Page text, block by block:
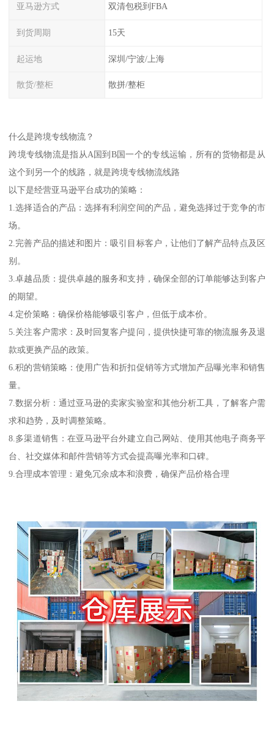
亚马逊方式 双清包税到FBA
到货周期 15天
起运地 深圳/宁波/上海
散货/整柜 散拼/整柜
什么是跨境专线物流？
跨境专线物流是指从A国到B国一个的专线运输，所有的货物都是从
这个到另一个的线路，就是跨境专线物流线路
以下是经营亚马逊平台成功的策略：
1.选择适合的产品：选择有利润空间的产品，避免选择过于竞争的市
场。
2.完善产品的描述和图片：吸引目标客户，让他们了解产品特点及区
别。
3.卓越品质：提供卓越的服务和支持，确保全部的订单能够达到客户
的期望。
4.定价策略：确保价格能够吸引客户，但低于成本价。
5.关注客户需求：及时回复客户提问，提供快捷可靠的物流服务及退
款或更换产品的政策。
6.积的营销策略：使用广告和折扣促销等方式增加产品曝光率和销售
量。
7.数据分析：通过亚马逊的卖家实验室和其他分析工具，了解客户需
求和趋势，及时调整策略。
8.多渠道销售：在亚马逊平台外建立自己网站、使用其他电子商务平
台、社交媒体和邮件营销等方式会提高曝光率和口碑。
9.合理成本管理：避免冗余成本和浪费，确保产品价格合理